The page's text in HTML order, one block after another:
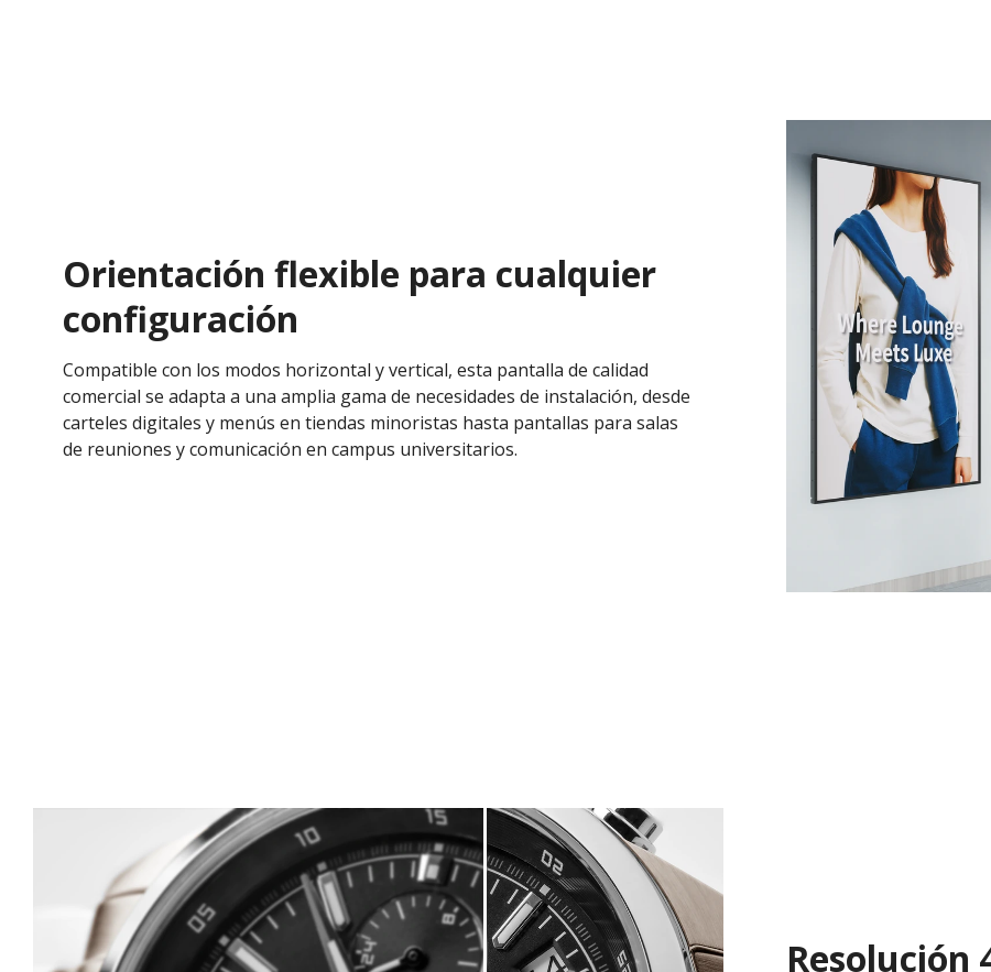
Orientación flexible para cualquier
configuración
Compatible con los modos horizontal y vertical, esta pantalla de calidad
comercial se adapta a una amplia gama de necesidades de instalación, desde
carteles digitales y menús en tiendas minoristas hasta pantallas para salas
de reuniones y comunicación en campus universitarios.
Resolución